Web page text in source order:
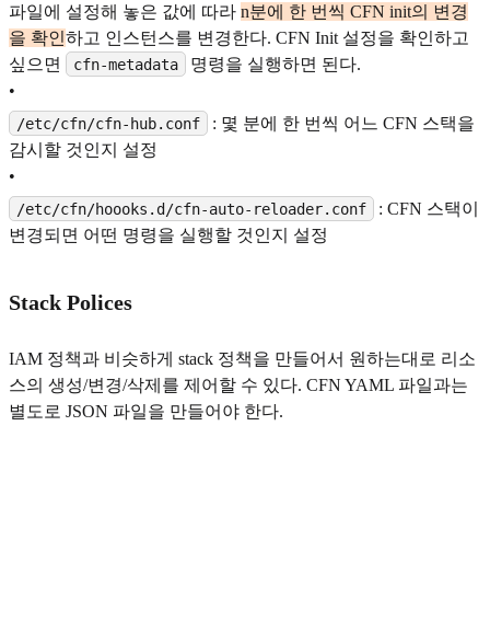
파일에 설정해 놓은 값에 따라 n분에 한 번씩 CFN init의 변경
을 확인하고 인스턴스를 변경한다. CFN Init 설정을 확인하고
싶으면
cfn-metadata
명령을 실행하면 된다.
•
/etc/cfn/cfn-hub.conf
: 몇 분에 한 번씩 어느 CFN 스택을
감시할 것인지 설정
•
/etc/cfn/hoooks.d/cfn-auto-reloader.conf
: CFN 스택이
변경되면 어떤 명령을 실행할 것인지 설정
Stack Polices
IAM 정책과 비슷하게 stack 정책을 만들어서 원하는대로 리소
스의 생성/변경/삭제를 제어할 수 있다. CFN YAML 파일과는
별도로 JSON 파일을 만들어야 한다.